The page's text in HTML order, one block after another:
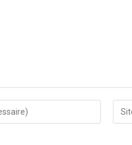
Saisir
l’URL